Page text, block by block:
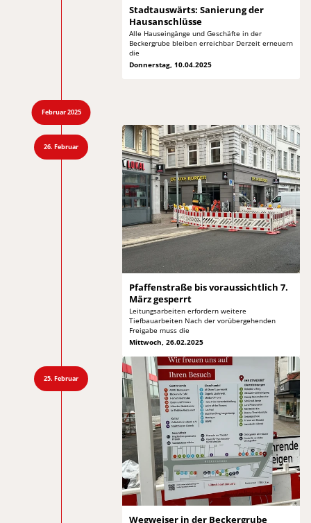
Stadtauswärts: Sanierungder
Hausanschlüsse
Alle Hauseingänge und Geschäfte in der
Beckergrube bleiben erreichbar Derzeit erneuern
die
Donnerstag, 10.04.2025
Februar 2025
26. Februar
Pfaffenstraße bis voraussichtlich 7.
März gesperrt
Leitungsarbeiten erfordern weitere
Tiefbauarbeiten Nach der vorübergehenden
Freigabe muss die
Mittwoch, 26.02.2025
25. Februar
Wegweiser in der Beckergrube